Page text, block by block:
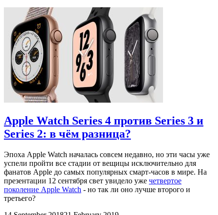
Apple Watch Series 4 против Series 3 и
Series 2: в чём разница?
Эпоха Apple Watch началась совсем недавно, но эти часы уже
успели пройти все стадии от вещицы исключительно для
фанатов Apple до самых популярных смарт-часов в мире. На
презентации 12 сентября свет увидело уже четвертое
поколение Apple Watch - но так ли оно лучше второго и
третьего?